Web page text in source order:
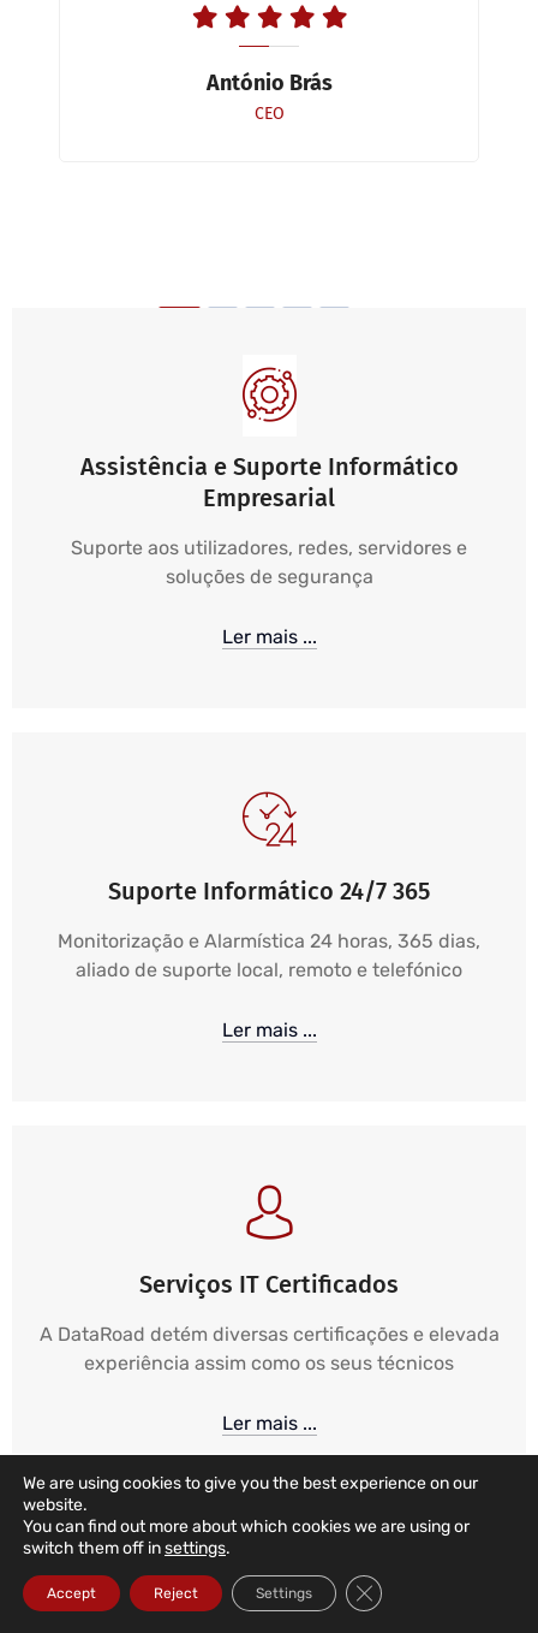
António Brás
CEO
Assistência e Suporte Informático
Empresarial
Suporte aos utilizadores, redes, servidores e
soluções de segurança
Ler mais ...
Suporte Informático 24/7 365
Monitorização e Alarmística 24 horas, 365 dias,
aliado de suporte local, remoto e telefónico
Ler mais ...
Serviços IT Certificados
A DataRoad detém diversas certificações e elevada
experiência assim como os seus técnicos
Ler mais ...
We are using cookies to give you the best experience on our
website.
You can find out more about which cookies we are using or
switch them off insettings.
Accept Reject Settings Close GDPR Cookie